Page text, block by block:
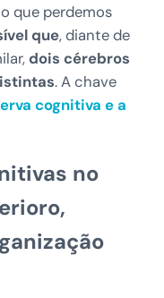
que perdemos
que, diante de
dois cérebros
. A chave
cognitiva e a
no